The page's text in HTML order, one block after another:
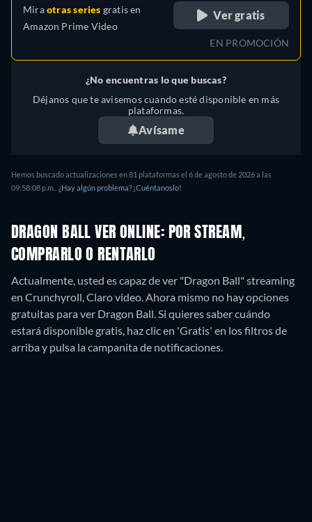
Miraotras series gratis en
Amazon Prime Video
Ver gratis
EN PROMOCIÓN
¿No encuentras lo que buscas?
Déjanos que te avisemos cuando esté disponible en más
plataformas.
Avísame
Hemos buscado actualizaciones en81 plataformas el 6 de agosto de 2026 a las
09:58:08 p.m.
¿Hay algún problema? ¡Cuéntanoslo!
DRAGON BALL VER ONLINE: POR STREAM,
COMPRARLO O RENTARLO
Actualmente, usted es capaz de ver "Dragon Ball" streaming
en Crunchyroll, Claro video. Ahora mismo no hay opciones
gratuitas para ver Dragon Ball. Si quieres saber cuándo
estará disponible gratis, haz clic en 'Gratis' en los filtros de
arriba y pulsa la campanita de notificaciones.